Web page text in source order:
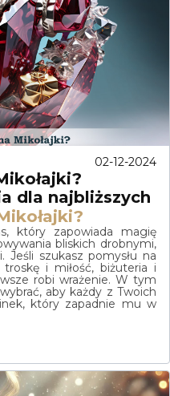
02-12-2024
dla najbliższych
który zapowiada magię
bliskich drobnymi,
szukasz pomysłu na
i miłość, biżuteria i
robi wrażenie. W tym
aby każdy z Twoich
który zapadnie mu w